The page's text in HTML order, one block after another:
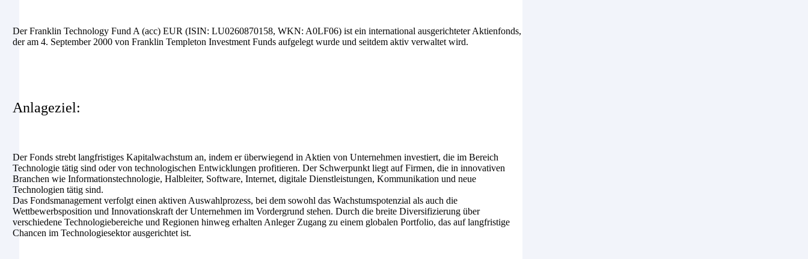
DerFranklin Technology Fund A (acc) EUR (ISIN: LU0260870158, WKN: A0LF06) ist ein international ausgerichteter Aktienfonds,
der am 4. September 2000 von Franklin Templeton Investment Funds aufgelegt wurde und seitdem aktiv verwaltet wird.
Anlageziel:
Der Fonds strebt langfristiges Kapitalwachstum an, indem er überwiegend in Aktien von Unternehmen investiert, die im Bereich
Technologie tätig sind oder von technologischen Entwicklungen profitieren. Der Schwerpunkt liegt auf Firmen, die in innovativen
Branchen wie Informationstechnologie, Halbleiter, Software, Internet, digitale Dienstleistungen, Kommunikation und neue
Technologien tätig sind.
Das Fondsmanagement verfolgt einen aktiven Auswahlprozess, bei dem sowohl das Wachstumspotenzial als auch die
Wettbewerbsposition und Innovationskraft der Unternehmen im Vordergrund stehen. Durch die breite Diversifizierung über
verschiedene Technologiebereiche und Regionen hinweg erhalten Anleger Zugang zu einem globalen Portfolio, das auf langfristige
Chancen im Technologiesektor ausgerichtet ist.